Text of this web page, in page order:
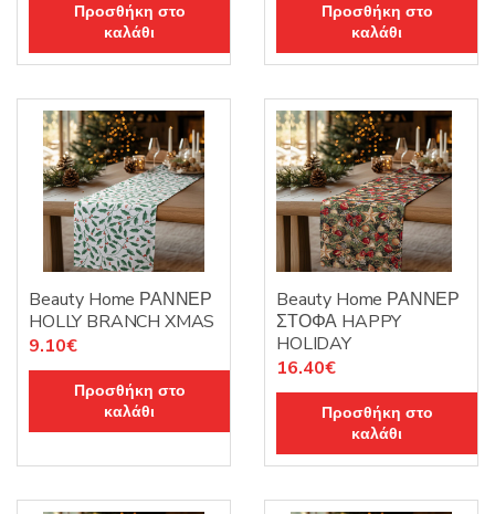
Προσθήκη στο
καλάθι
Προσθήκη στο
καλάθι
Beauty Home ΡΑΝΝΕΡ
HOLLY BRANCH XMAS
9.10€
Προσθήκη στο
καλάθι
Beauty Home ΡΑΝΝΕΡ
ΣΤΟΦΑ HAPPY
HOLIDAY
16.40€
Προσθήκη στο
καλάθι